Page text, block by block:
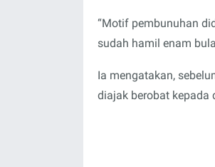
“Motif pembunuhan
sudah hamil enam
Ia mengatakan,
diajak berobat kepada